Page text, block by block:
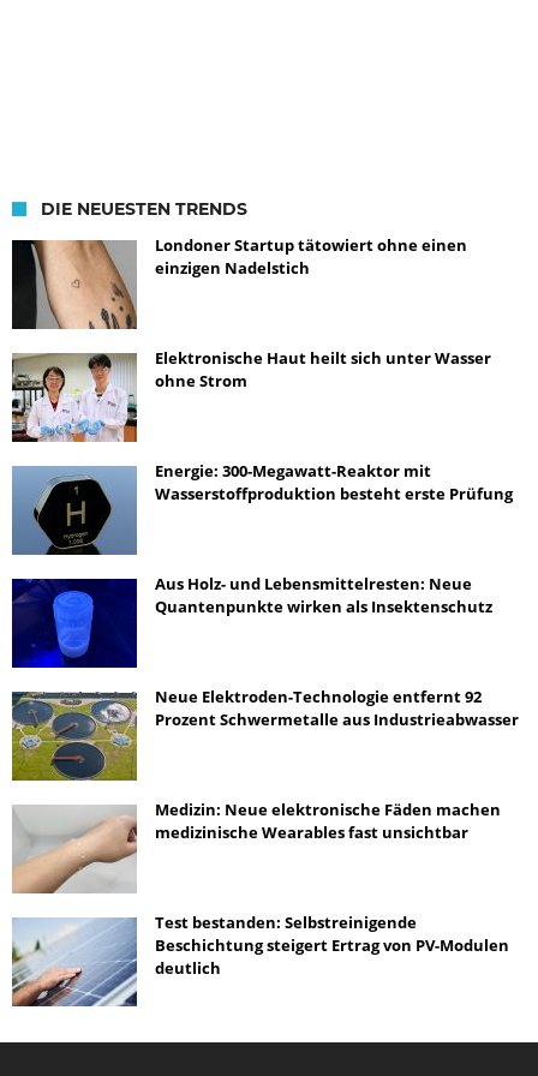
DIE NEUESTEN TRENDS
Londoner Startup tätowiert ohne einen
einzigen Nadelstich
Elektronische Haut heilt sich unter Wasser
ohne Strom
Energie: 300-Megawatt-Reaktor mit
Wasserstoffproduktion besteht erste Prüfung
Aus Holz- und Lebensmittelresten: Neue
Quantenpunkte wirken als Insektenschutz
Neue Elektroden-Technologie entfernt 92
Prozent Schwermetalle aus Industrieabwasser
Medizin: Neue elektronische Fäden machen
medizinische Wearables fast unsichtbar
Test bestanden: Selbstreinigende
Beschichtung steigert Ertrag von PV-Modulen
deutlich